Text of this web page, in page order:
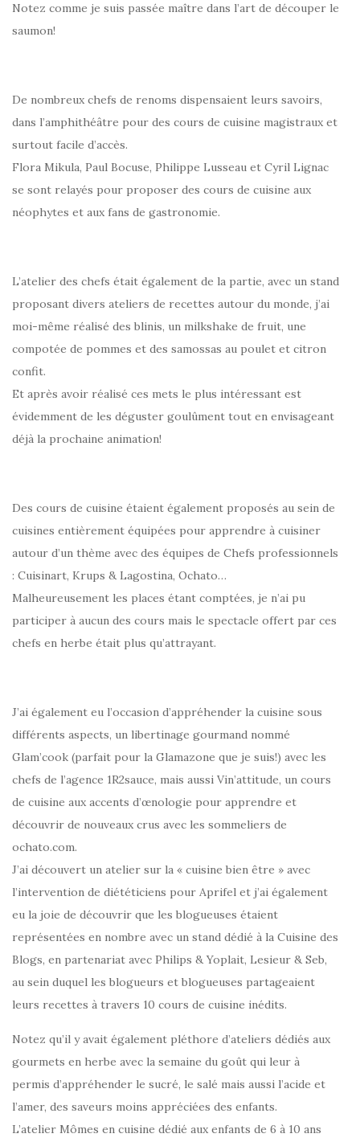
Notez comme je suis passée maître dans l’art de découper le
saumon!
De nombreux chefs de renoms dispensaient leurs savoirs,
dans l’amphithéâtre pour des cours de cuisine magistraux et
surtout facile d’accès.
Flora Mikula, Paul Bocuse, Philippe Lusseau et Cyril Lignac
se sont relayés pour proposer des cours de cuisine aux
néophytes et aux fans de gastronomie.
L’atelier des chefs était également de la partie, avec un stand
proposant divers ateliers de recettes autour du monde, j’ai
moi-même réalisé des blinis, un milkshake de fruit, une
compotée de pommes et des samossas au poulet et citron
confit.
Et après avoir réalisé ces mets le plus intéressant est
évidemment de les déguster goulûment tout en envisageant
déjà la prochaine animation!
Des cours de cuisine étaient également proposés au sein de
cuisines entièrement équipées pour apprendre à cuisiner
autour d’un thème avec des équipes de Chefs professionnels
: Cuisinart, Krups & Lagostina, Ochato…
Malheureusement les places étant comptées, je n’ai pu
participer à aucun des cours mais le spectacle offert par ces
chefs en herbe était plus qu’attrayant.
J’ai également eu l’occasion d’appréhender la cuisine sous
différents aspects, un libertinage gourmand nommé
Glam’cook (parfait pour la Glamazone que je suis!) avec les
chefs de l’agence 1R2sauce, mais aussi Vin’attitude, un cours
de cuisine aux accents d’œnologie pour apprendre et
découvrir de nouveaux crus avec les sommeliers de
ochato.com.
J’ai découvert un atelier sur la « cuisine bien être » avec
l’intervention de diététiciens pour Aprifel et j’ai également
eu la joie de découvrir que les blogueuses étaient
représentées en nombre avec un stand dédié à la Cuisine des
Blogs, en partenariat avec Philips & Yoplait, Lesieur & Seb,
au sein duquel les blogueurs et blogueuses partageaient
leurs recettes à travers 10 cours de cuisine inédits.
Notez qu’il y avait également pléthore d’ateliers dédiés aux
gourmets en herbe avec la semaine du goût qui leur à
permis d’appréhender le sucré, le salé mais aussi l’acide et
l’amer, des saveurs moins appréciées des enfants.
L’atelier Mômes en cuisine dédié aux enfants de 6 à 10 ans